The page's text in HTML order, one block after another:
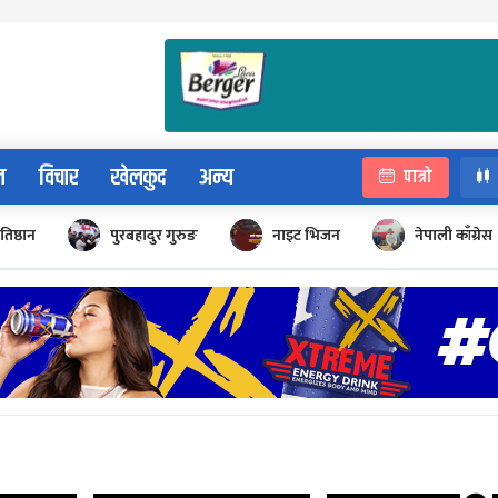
विचार खेलकुद अन्य पात्रो
पुरबहादुर गुरुङ नाइट भिजन नेपाली काँग्रेस